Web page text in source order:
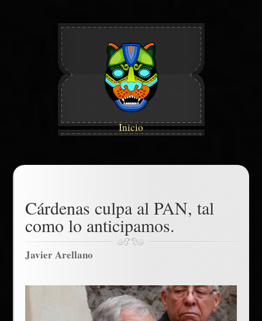
Inicio
Cárdenas culpa al PAN, tal
como lo anticipamos.
Javier Arellano